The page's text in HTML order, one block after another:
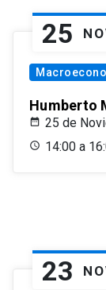
25
Humberto
25 de
14:00 a
23